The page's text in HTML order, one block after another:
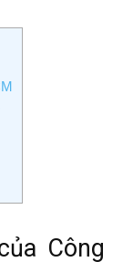
Công